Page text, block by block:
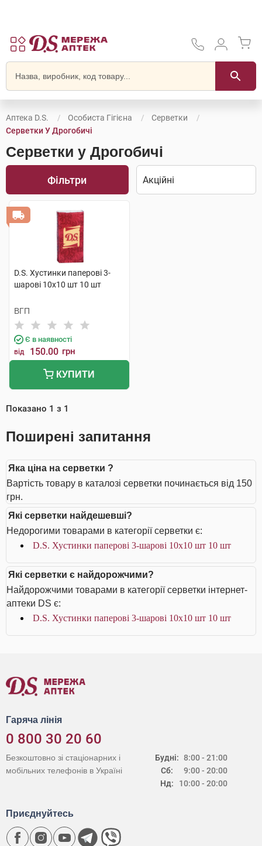
Аптека D.S. Особиста Гігієна
Серветки
Серветки У Дрогобичі
Серветки у Дрогобичі
Фільтри
D.S. Хустинки паперові 3-
шарові 10х10 шт 10 шт
ВГП
Є в наявності
від 150.00 грн
КУПИТИ
Показано 1 з 1
Поширені запитання
Яка ціна на серветки ?
Вартість товару в каталозі серветки починається від 150
грн.
Які серветки найдешевші?
Недорогими товарами в категорії серветки є:
D.S. Хустинки паперові 3-шарові 10х10 шт 10 шт
Які серветки є найдорожчими?
Найдорожчими товарами в категорії серветки інтернет-
аптеки DS є:
D.S. Хустинки паперові 3-шарові 10х10 шт 10 шт
Гаряча лінія
0 800 30 20 60
Будні:
Сб:
Нд:
8:00 - 21:00
9:00 - 20:00
10:00 - 20:00
Безкоштовно зі стаціонарних і
мобільних телефонів в Україні
Приєднуйтесь